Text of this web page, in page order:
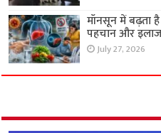
मॉनसून में बढ़ता
पहचान और
July 27, 2026